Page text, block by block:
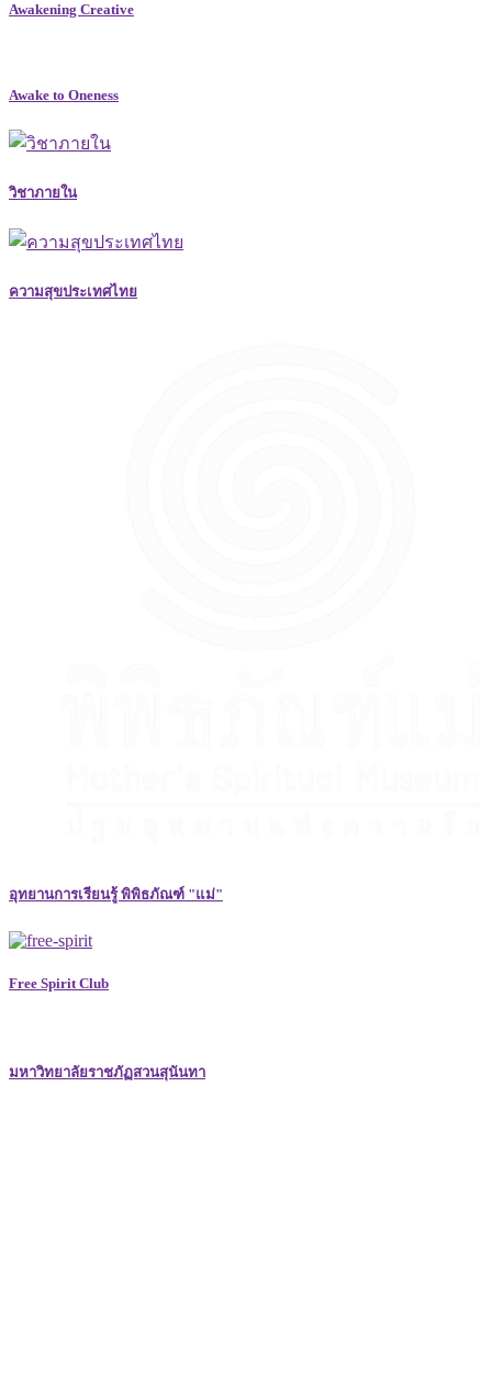
Awakening Creative
Awake to Oneness
วิชาภายใน
ความสุขประเทศไทย
อุทยานการเรียนรู้ พิพิธภัณฑ์ "แม่"
Free Spirit Club
มหาวิทยาลัยราชภัฏสวนสุนันทา